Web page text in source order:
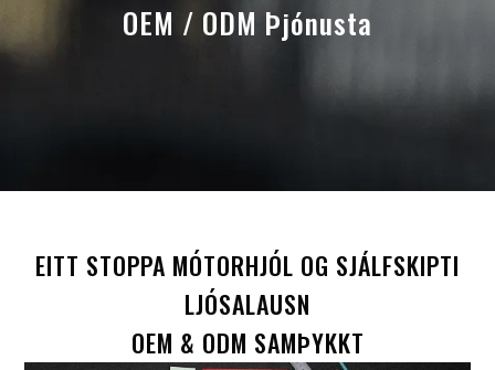
OEM / ODM Þjónusta
EITT STOPPA MÓTORHJÓL OG SJÁLFSKIPTI
LJÓSALAUSN
OEM & ODM SAMÞYKKT